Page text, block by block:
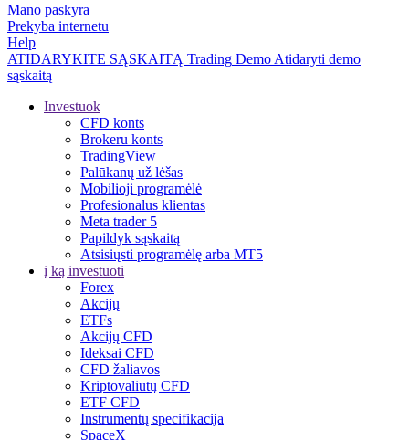
Mano paskyra
Prekyba internetu
Help
ATIDARYKITE SĄSKAITĄ Trading Demo Atidaryti demo
sąskaitą
Investuok
CFD konts
Brokeru konts
TradingView
Palūkanų už lėšas
Mobilioji programėlė
Profesionalus klientas
Meta trader 5
Papildyk sąskaitą
Atsisiųsti programėlę arba MT5
į ką investuoti
Forex
Akcijų
ETFs
Akcijų CFD
Ideksai CFD
CFD žaliavos
Kriptovaliutų CFD
ETF CFD
Instrumentų specifikacija
SpaceX